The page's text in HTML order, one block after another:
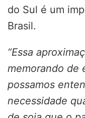
do Sul é um
Brasil.
“Essa
memorando de
possamos
necessidade